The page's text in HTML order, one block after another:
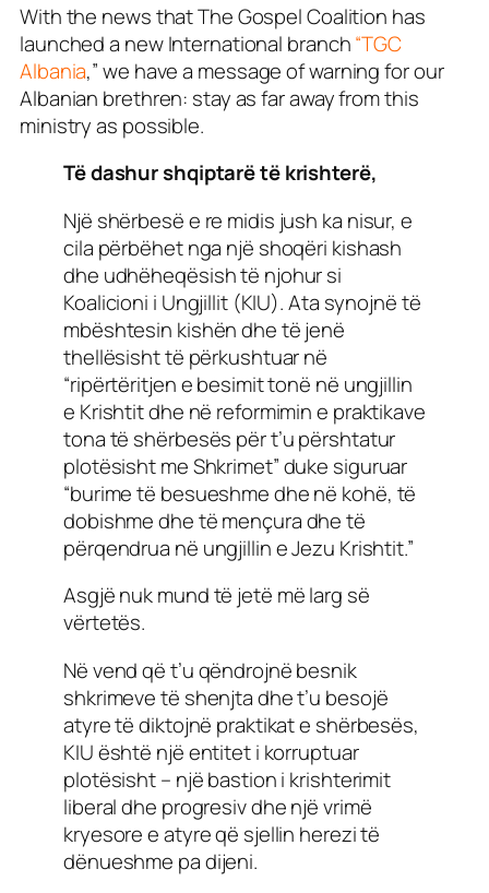
With the news that The Gospel Coalition has
launched a new International branch“TGC
Albania,” we have a message of warning for our
Albanian brethren: stay as far away from this
ministry as possible.
Të dashur shqiptarë të krishterë,
Një shërbesë e re midis jush ka nisur, e
cila përbëhet nga një shoqëri kishash
dhe udhëheqësish të njohur si
Koalicioni i Ungjillit (KIU). Ata synojnë të
mbështesin kishën dhe të jenë
thellësisht të përkushtuar në
“ripërtëritjen e besimit tonë në ungjillin
e Krishtit dhe në reformimin e praktikave
tona të shërbesës për t’u përshtatur
plotësisht me Shkrimet” duke siguruar
“burime të besueshme dhe në kohë, të
dobishme dhe të mençura dhe të
përqendrua në ungjillin e Jezu Krishtit.”
Asgjë nuk mund të jetë më larg së
vërtetës.
Në vend që t’u qëndrojnë besnik
shkrimeve të shenjta dhe t’u besojë
atyre të diktojnë praktikat e shërbesës,
KIU është një entitet i korruptuar
plotësisht – një bastion i krishterimit
liberal dhe progresiv dhe një vrimë
kryesore e atyre që sjellin herezi të
dënueshme pa dijeni.